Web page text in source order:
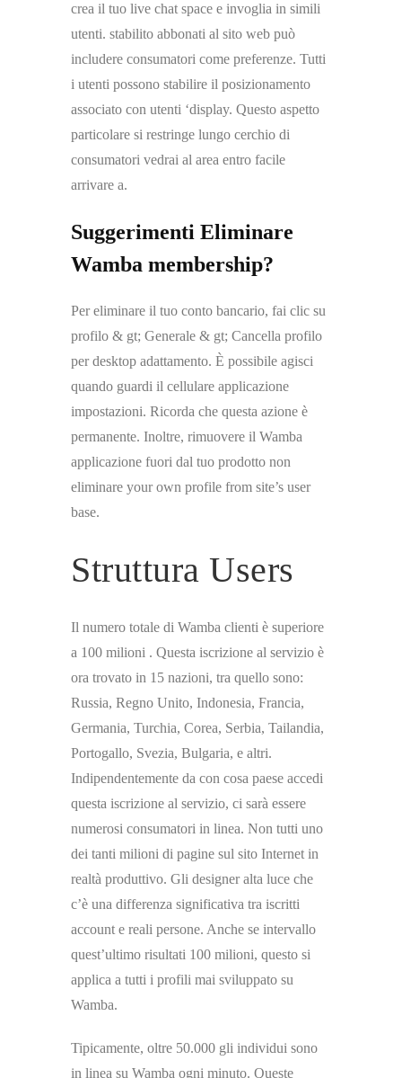
crea il tuo live chat space e invoglia in simili
utenti. stabilito abbonati al sito web può
includere consumatori come preferenze. Tutti
i utenti possono stabilire il posizionamento
associato con utenti ‘display. Questo aspetto
particolare si restringe lungo cerchio di
consumatori vedrai al area entro facile
arrivare a.
Suggerimenti Eliminare
Wamba membership?
Per eliminare il tuo conto bancario, fai clic su
profilo & gt; Generale & gt; Cancella profilo
per desktop adattamento. È possibile agisci
quando guardi il cellulare applicazione
impostazioni. Ricorda che questa azione è
permanente. Inoltre, rimuovere il Wamba
applicazione fuori dal tuo prodotto non
eliminare your own profile from site’s user
base.
Struttura Users
Il numero totale di Wamba clienti è superiore
a 100 milioni . Questa iscrizione al servizio è
ora trovato in 15 nazioni, tra quello sono:
Russia, Regno Unito, Indonesia, Francia,
Germania, Turchia, Corea, Serbia, Tailandia,
Portogallo, Svezia, Bulgaria, e altri.
Indipendentemente da con cosa paese accedi
questa iscrizione al servizio, ci sarà essere
numerosi consumatori in linea. Non tutti uno
dei tanti milioni di pagine sul sito Internet in
realtà produttivo. Gli designer alta luce che
c’è una differenza significativa tra iscritti
account e reali persone. Anche se intervallo
quest’ultimo risultati 100 milioni, questo si
applica a tutti i profili mai sviluppato su
Wamba.
Tipicamente, oltre 50.000 gli individui sono
in linea su Wamba ogni minuto. Queste